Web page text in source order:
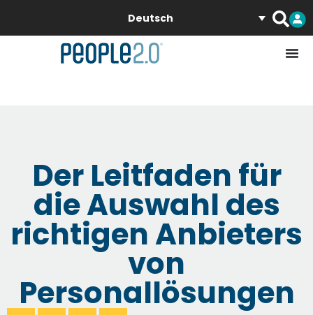
Deutsch
Der Leitfaden für
die Auswahl des
richtigen Anbieters
von
Personallösungen